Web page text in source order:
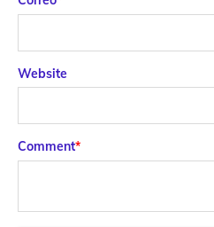
Website
Comment*